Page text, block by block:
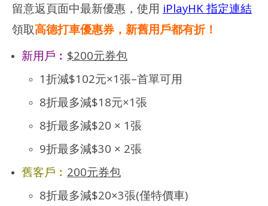
留意返頁面中最新優惠，使用 iPlayHK 指定連結
領取高德打車優惠券，新舊用戶都有折！
新用戶︰ $200元券包
1折減$102元×1張–首單可用
8折最多減$18元×1張
8折最多減$20 × 1張
9折最多減$30 × 2張
舊客戶︰ 200元券包
8折最多減$20×3張(僅特價車)